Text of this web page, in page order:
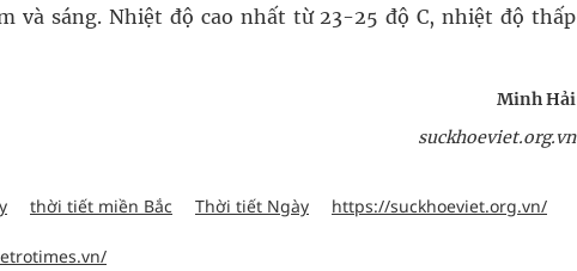
và sáng. Nhiệt độ cao nhất từ 23-25 độ C, nhiệt độ thấp
Minh Hải
suckhoeviet.org.vn
thời tiết miền Bắc Thời tiết Ngày https://suckhoeviet.org.vn/